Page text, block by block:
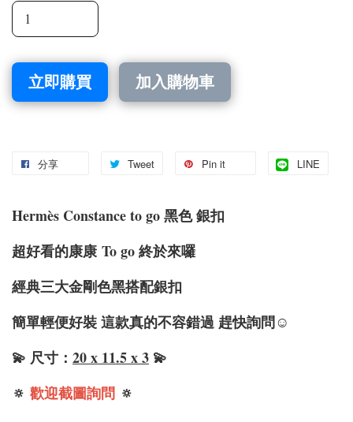
立即購買 加入購物車
分享 Tweet Pin it LINE
Hermès Constanceto go 黑色 銀扣
超好看的康康To go 終於來囉
經典三大金剛色黑搭配銀扣
簡單輕便好裝 這款真的不容錯過 趕快詢問☺️
💫 尺寸： 20 x 11.5 x 3 💫
🔅 歡迎截圖詢問 🔅